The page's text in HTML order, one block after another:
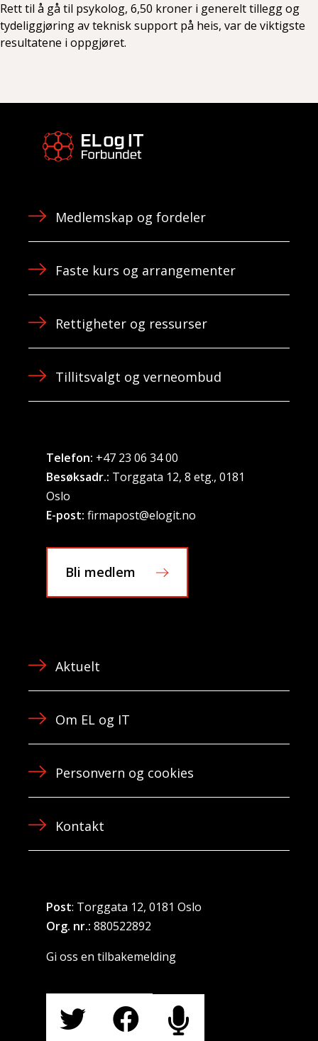
Rett til å gå til psykolog, 6,50 kroner i generelt tillegg og
tydeliggjøring av teknisk support på heis, var de viktigste
resultatene i oppgjøret.
Medlemskap og fordeler
Faste kurs og arrangementer
Rettigheter og ressurser
Tillitsvalgt og verneombud
Telefon: +47 23 06 34 00
Besøksadr.: Torggata 12, 8 etg., 0181
Oslo
E-post: firmapost@elogit.no
Bli medlem
Aktuelt
Om EL og IT
Personvern og cookies
Kontakt
Post: Torggata 12, 0181 Oslo
Org. nr.: 880522892
Gi oss en tilbakemelding